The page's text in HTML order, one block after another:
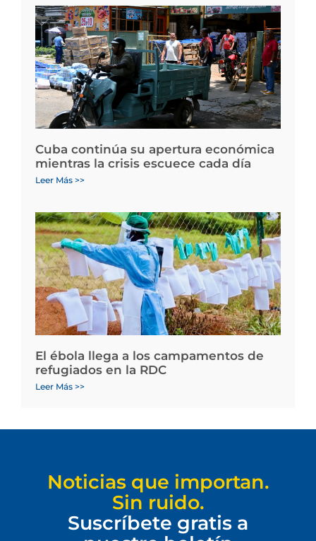
Cuba continúa su apertura económica
mientras la crisis escuece cada día
Leer Más >>
El ébola llega a los campamentos de
refugiados en la RDC
Leer Más >>
Noticias que importan.
Sin ruido.
Suscríbete gratis a